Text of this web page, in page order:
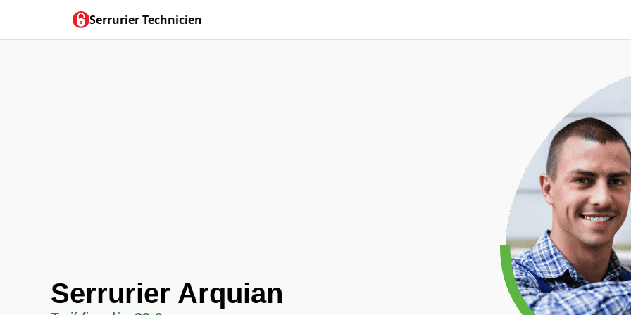
Serrurier Technicien
Serrurier Arquian